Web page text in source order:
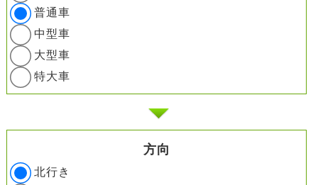
普通車
中型車
大型車
特大車
方向
北行き